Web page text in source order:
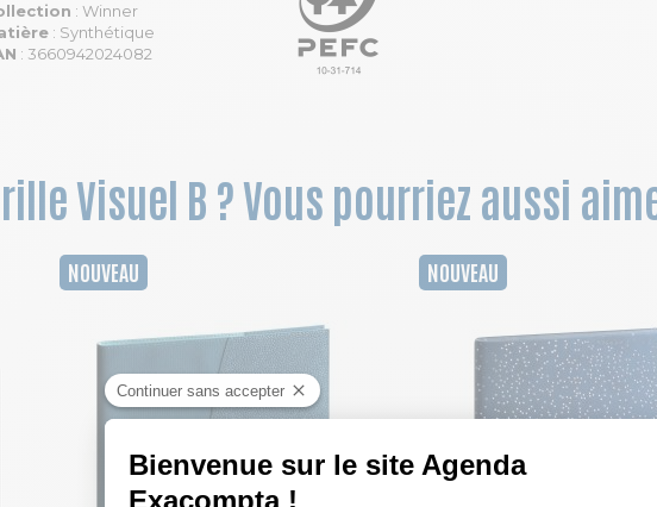
: Winner
: Synthétique
: 3660942024082
Visuel B ? Vous pourriez aussi
NOUVEAU NOUVEAU